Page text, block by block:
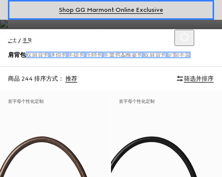
Shop GG Marmont Online Exclusive
Chain系列肩背包等多款女士肩背包。
女士 手袋
肩背包双肩背包 迷你包 手提包 托特包 手拿包&晚宴包 双肩背包 定制手袋
商品 244 排序方式： 推荐 筛选并排序
首字母个性化定制 首字母个性化定制